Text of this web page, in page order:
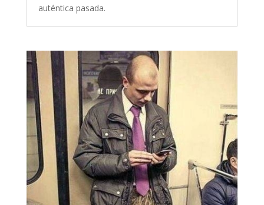
auténtica pasada.